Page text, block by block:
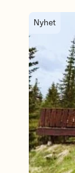
Åpning
Nyhet